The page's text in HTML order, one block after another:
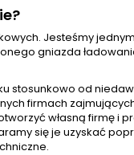
Jesteśmy
gniazda
stosunkowo od
firmach
własną firmę i
się je uzyskać